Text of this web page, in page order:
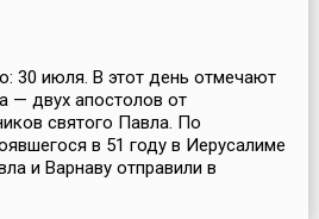
30 июля. В этот день отмечают
— двух апостолов от
святого Павла. По
в 51 году в Иерусалиме
и Варнаву отправили в